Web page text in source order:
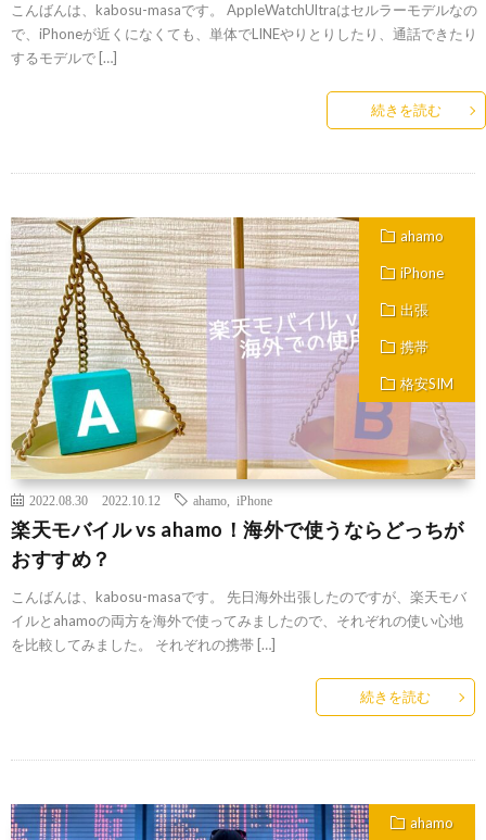
こんばんは、kabosu-masaです。 AppleWatchUltraはセルラーモデルなの
で、iPhoneが近くになくても、単体でLINEやりとりしたり、通話できたり
するモデルで […]
続きを読む
ahamo
iPhone
出張
携帯
格安SIM
2022.08.30 2022.10.12 ahamo iPhone
楽天モバイル vs ahamo！海外で使うならどっちが
おすすめ？
こんばんは、kabosu-masaです。 先日海外出張したのですが、楽天モバ
イルとahamoの両方を海外で使ってみましたので、それぞれの使い心地
を比較してみました。 それぞれの携帯 […]
続きを読む
ahamo